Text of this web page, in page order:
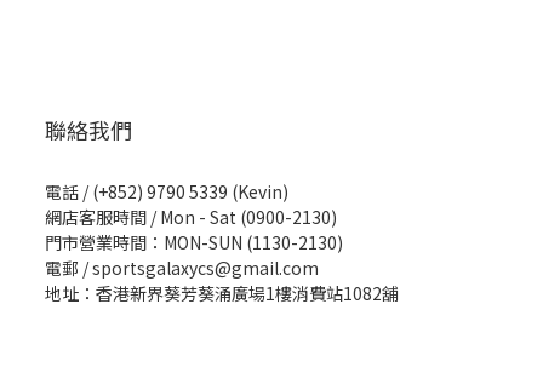
聯絡我們
電話 / (+852) 9790 5339 (Kevin)
網店客服時間 / Mon - Sat (0900-2130)
門市營業時間：MON-SUN (1130-2130)
電郵 / sportsgalaxycs@gmail.com
地址：香港新界葵芳葵涌廣場1樓消費站1082舖